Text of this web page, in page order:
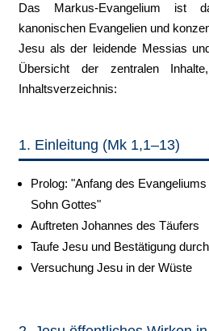
Das Markus-Evangelium ist
kanonischen Evangelien und
Jesu als der leidende Messias
Übersicht der zentralen
Inhaltsverzeichnis:
1. Einleitung (Mk 1,1–13)
Prolog: "Anfang des
Sohn Gottes"
Auftreten Johannes des Täufers
Taufe Jesu und Bestätigung
Versuchung Jesu in der Wüste